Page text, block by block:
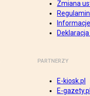
Zmiana
PARTNERZY
E-kiosk.pl
E-gazety.pl